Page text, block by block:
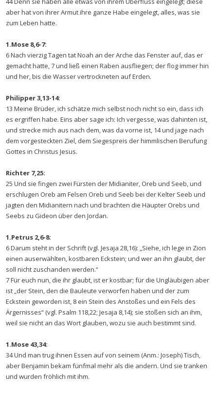
aber hat von ihrer Armut ihre ganze Habe eingelegt, alles, was sie
zum Leben hatte.
1.Mose 8,6-7:
6 Nach vierzig Tagen tat Noah an der Arche das Fenster auf, das er
gemacht hatte, 7 und ließ einen Raben ausfliegen; der flog immer hin
und her, bis die Wasser vertrockneten auf Erden.
Philipper 3,13-14:
13 Meine Brüder, ich schätze mich selbst noch nicht so ein, dass ich
es ergriffen habe. Eins aber sage ich: Ich vergesse, was dahinten ist,
und strecke mich aus nach dem, was da vorne ist, 14 und jage nach
dem vorgesteckten Ziel, dem Siegespreis der himmlischen Berufung
Gottes in Christus Jesus.
Richter 7,25:
25 Und sie fingen zwei Fürsten der Midianiter, Oreb und Seeb, und
erschlugen Oreb am Felsen Oreb und Seeb bei der Kelter Seeb und
jagten den Midianitern nach und brachten die Häupter Orebs und
Seebs zu Gideon über den Jordan.
1.Petrus 2,6-8:
6 Darum steht in der Schrift (vgl. Jesaja 28,16): „Siehe, ich lege in Zion
einen auserwählten, kostbaren Eckstein; und wer an ihn glaubt, der
soll nicht zuschanden werden.“
7 Für euch nun, die ihr glaubt, ist er kostbar; für die Ungläubigen aber
ist „der Stein, den die Bauleute verworfen haben und der zum
Eckstein geworden ist, 8 ein Stein des Anstoßes und ein Fels des
Ärgernisses“ (vgl. Psalm 118,22; Jesaja 8,14); sie stoßen sich an ihm,
weil sie nicht an das Wort glauben, wozu sie auch bestimmt sind.
1.Mose 43,34:
34 Und man trug ihnen Essen auf von seinem (Anm.: Joseph) Tisch,
aber Benjamin bekam fünfmal mehr als die andern. Und sie tranken
und wurden fröhlich mit ihm.